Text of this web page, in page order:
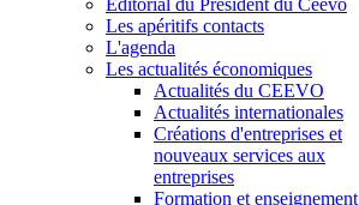
Editorial du Président du Ceevo
Les apéritifs contacts
L'agenda
Les actualités économiques
Actualités du CEEVO
Actualités internationales
Créations d'entreprises et
nouveaux services aux
entreprises
Formation et enseignement